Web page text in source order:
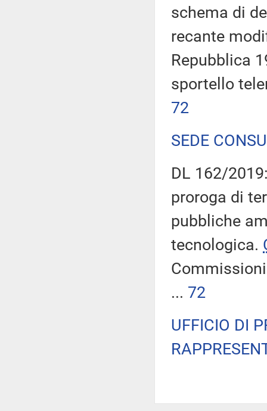
schema di
recante
Repubblica
sportello
72
SEDE
DL 162/
proroga di
pubbliche
tecnologica.
... 72
UFFICIO DI